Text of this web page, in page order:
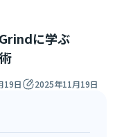
に学ぶ
19日 2025年11月19日